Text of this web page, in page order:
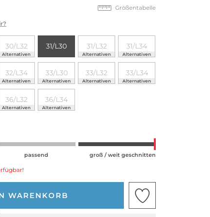
Größentabelle
30/L32
Alternativen
31/L30 31/L32
Alternativen
31/L34
Alternativen
32/L34
Alternativen
33/L30
Alternativen
33/L32
Alternativen
33/L34
Alternativen
36/L32
Alternativen
36/L34
Alternativen
passend groß / weit geschnitten
WARENKORB